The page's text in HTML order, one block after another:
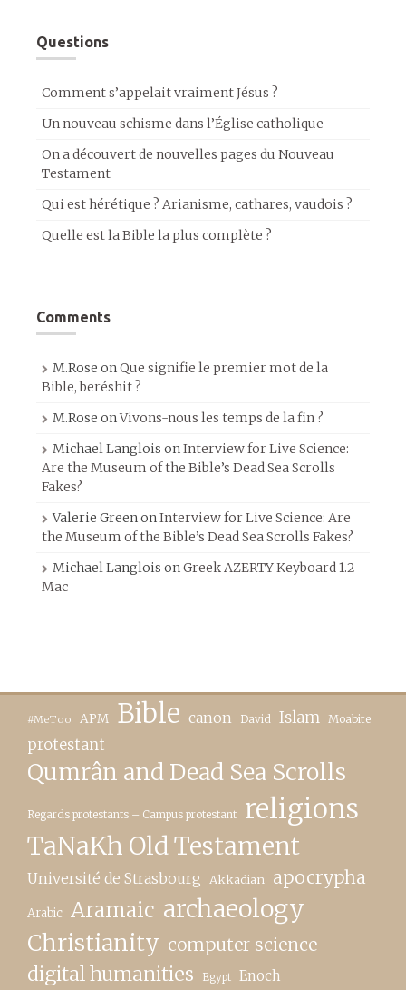
Questions
Comment s’appelait vraiment Jésus ?
Un nouveau schisme dans l’Église catholique
On a découvert de nouvelles pages du Nouveau
Testament
Qui est hérétique ? Arianisme, cathares, vaudois ?
Quelle est la Bible la plus complète ?
Comments
M.Rose onQue signifie le premier mot de la
Bible, beréshit ?
M.Rose onVivons-nous les temps de la fin ?
Michael Langlois onInterview for Live Science:
Are the Museum of the Bible’s Dead Sea Scrolls
Fakes?
Valerie GreenonInterview for Live Science: Are
the Museum of the Bible’s Dead Sea Scrolls Fakes?
Michael Langlois onGreek AZERTY Keyboard 1.2
Mac
#MeToo APM Bible canon David Islam Moabite
protestant
Qumrân and Dead Sea Scrolls
Regards protestants – Campus protestant religions
TaNaKh Old Testament
Université de Strasbourg Akkadian apocrypha
Arabic Aramaic archaeology
Christianity computer science
digital humanities Egypt Enoch